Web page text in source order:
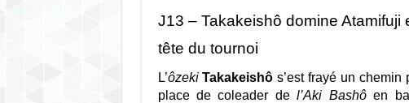
J13 – Takakeishô domine Atamifuji
tête du tournoi
L’ôzeki Takakeishô s’est frayé un chemin
place de coleader del’Aki Bashôen